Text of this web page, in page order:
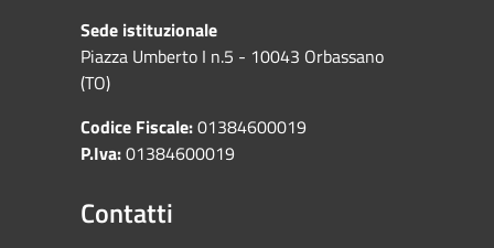
Sede istituzionale
Piazza Umberto I n.5 - 10043 Orbassano
(TO)
Codice Fiscale:01384600019
P.Iva:01384600019
Contatti